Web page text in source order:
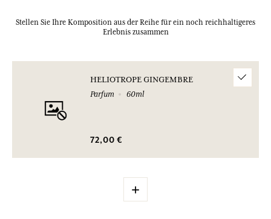
Stellen Sie Ihre Komposition aus der Reihe für ein noch reichhaltigeres
Erlebnis zusammen
HELIOTROPE GINGEMBRE
Parfum
60ml
72,00 €
+